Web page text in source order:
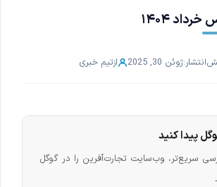
۱۴۰۴
انتشار:ژوئن 30, 2025 ازتیم خبری
پیدا کنید
سریع‌تر، وب‌سایت تجارت‌آفرین را در گوگل